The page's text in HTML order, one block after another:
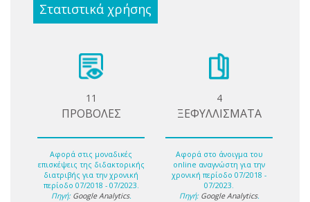
Στατιστικά χρήσης
11
ΠΡΟΒΟΛΕΣ
Αφορά στις μοναδικές
επισκέψεις της διδακτορικής
διατριβής για την χρονική
περίοδο 07/2018 - 07/2023.
Πηγή: Google Analytics.
4
ΞΕΦΥΛΛΙΣΜΑΤΑ
Αφορά στο άνοιγμα του
online αναγνώστη για την
χρονική περίοδο 07/2018 -
07/2023.
Πηγή: Google Analytics.